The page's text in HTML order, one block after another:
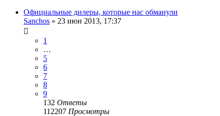
Официальные дилеры, которые нас обманули
Sanchos » 23 июн 2013, 17:37
1
…
5
6
7
8
9
132 Ответы
112207 Просмотры